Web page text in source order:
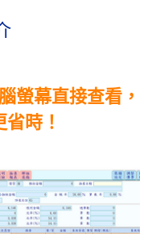
螢幕直接查看，
時！